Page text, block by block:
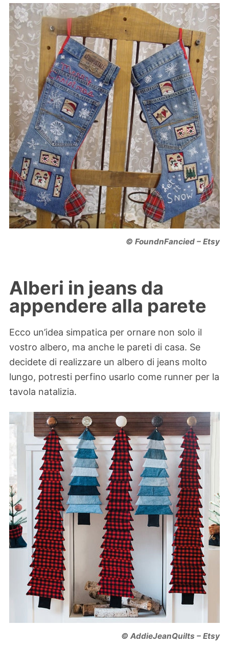
© FoundnFancied – Etsy
Alberi in jeans da
appendere alla parete
Ecco un’idea simpatica per ornare non solo il
vostro albero, ma anche le pareti di casa. Se
decidete di realizzare un albero di jeans molto
lungo, potresti perfino usarlo come runner per la
tavola natalizia.
© AddieJeanQuilts – Etsy